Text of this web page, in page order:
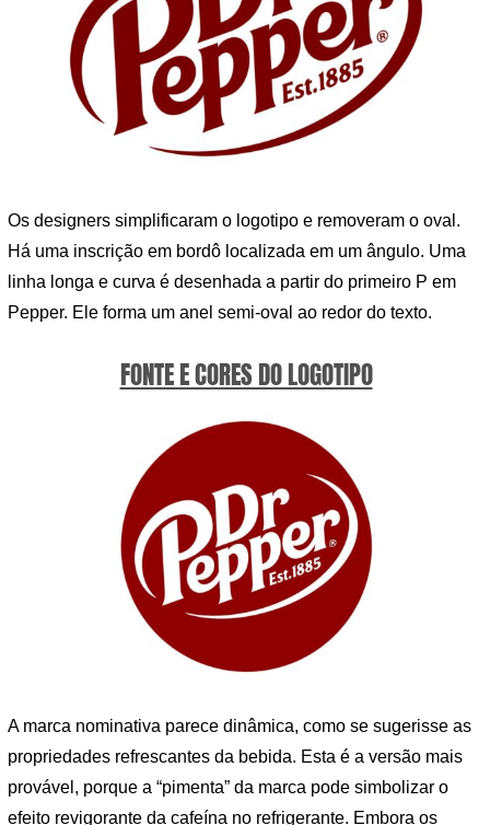
Os designers simplificaram o logotipo e removeram o oval.
Há uma inscrição em bordô localizada em um ângulo. Uma
linha longa e curva é desenhada a partir do primeiro P em
Pepper. Ele forma um anel semi-oval ao redor do texto.
FONTE E CORES DO LOGOTIPO
A marca nominativa parece dinâmica, como se sugerisse as
propriedades refrescantes da bebida. Esta é a versão mais
provável, porque a “pimenta” da marca pode simbolizar o
efeito revigorante da cafeína no refrigerante. Embora os